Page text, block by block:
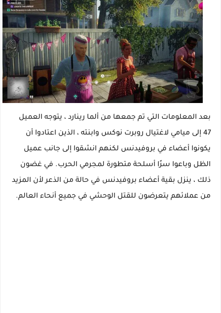
بعد المعلومات التي تم جمعها من ألما رينارد ، يتوجه العميل
47 إلى ميامي لاغتيال روبرت نوكس وابنته ، الذين اعتادوا أن
يكونوا أعضاء في بروفيدنس لكنهم انشقوا إلى جانب عميل
الظل وباعوا سرًا أسلحة متطورة لمجرمي الحرب. في غضون
ذلك ، ينزل بقية أعضاء بروفيدنس في حالة من الذعر لأن المزيد
من عملائهم يتعرضون للقتل الوحشي في جميع أنحاء العالم.